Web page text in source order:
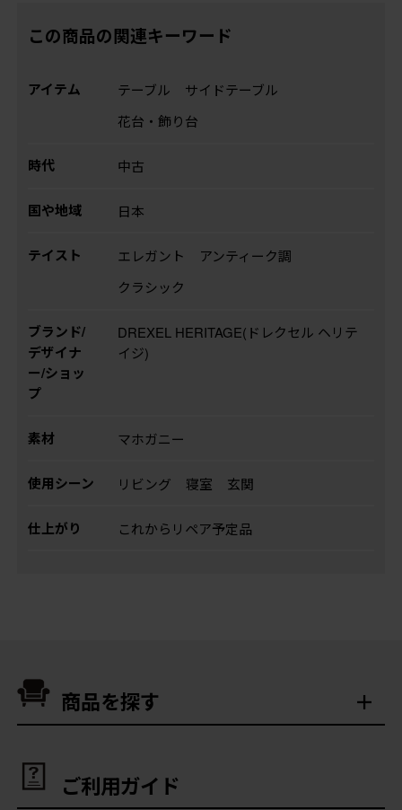
この商品の関連キーワード
アイテム テーブル
サイドテーブル
花台・飾り台
時代 中古
国や地域 日本
テイスト エレガント
アンティーク調
クラシック
ブランド/
デザイナ
ー/ショッ
プ
DREXEL HERITAGE(ドレクセル ヘリテ
イジ)
素材 マホガニー
使用シーン リビング 寝室 玄関
仕上がり これからリペア予定品
商品を探す
ご利用ガイド